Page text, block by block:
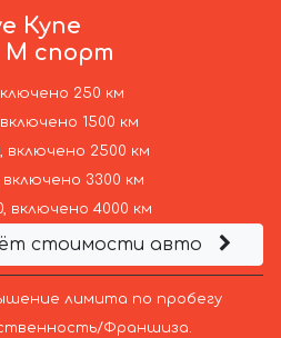
Купе
М спорт
250 км
1500 км
включено 2500 км
включено 3300 км
включено 4000 км
стоимости авто
лимита по пробегу
Франшиза.